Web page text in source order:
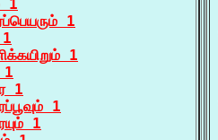
1
1
1
1
1
1
1
1